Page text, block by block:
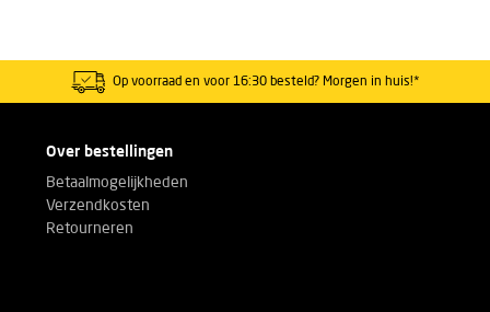
Op voorraad en voor 16:30 besteld? Morgen in huis!*
Over bestellingen
Betaalmogelijkheden
Verzendkosten
Retourneren